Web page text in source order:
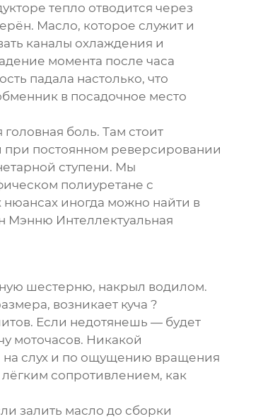
тепло отводится через
Масло, которое служит и
каналы охлаждения и
момента после часа
падала настолько, что
в посадочное место
боль. Там стоит
при постоянном реверсировании
ступени. Мы
полиуретане с
иногда можно найти в
Интеллектуальная
шестерню, накрыл водилом.
возникает куча ?
Если недотянешь — будет
моточасов. Никакой
на слух и по ощущению вращения
сопротивлением, как
залить масло до сборки